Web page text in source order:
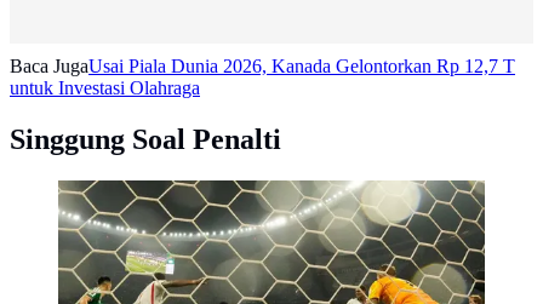
Baca JugaUsai Piala Dunia 2026, Kanada Gelontorkan Rp 12,7 T
untuk Investasi Olahraga
Singgung Soal Penalti